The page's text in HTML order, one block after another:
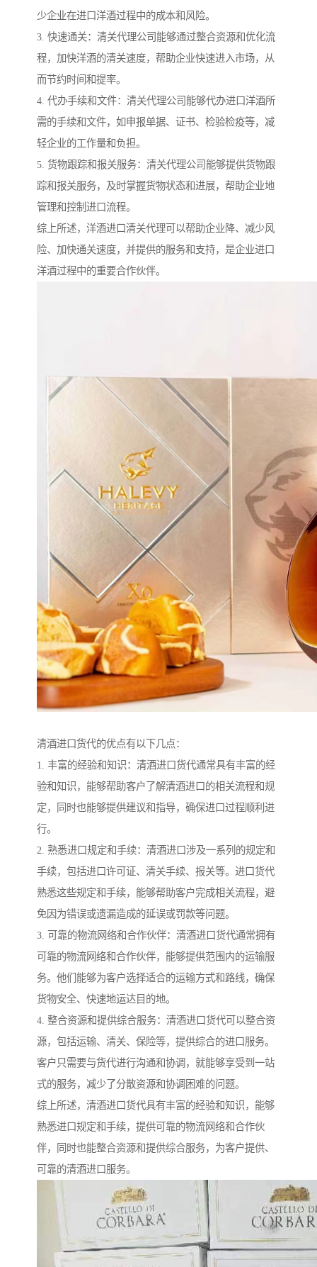
少企业在进口洋酒过程中的成本和风险。
3. 快速通关：清关代理公司能够通过整合资源和优化流
程，加快洋酒的清关速度，帮助企业快速进入市场，从
而节约时间和提率。
4. 代办手续和文件：清关代理公司能够代办进口洋酒所
需的手续和文件，如申报单据、证书、检验检疫等，减
轻企业的工作量和负担。
5. 货物跟踪和报关服务：清关代理公司能够提供货物跟
踪和报关服务，及时掌握货物状态和进展，帮助企业地
管理和控制进口流程。
综上所述，洋酒进口清关代理可以帮助企业降、减少风
险、加快通关速度，并提供的服务和支持，是企业进口
洋酒过程中的重要合作伙伴。
清酒进口货代的优点有以下几点：
1. 丰富的经验和知识：清酒进口货代通常具有丰富的经
验和知识，能够帮助客户了解清酒进口的相关流程和规
定，同时也能够提供建议和指导，确保进口过程顺利进
行。
2. 熟悉进口规定和手续：清酒进口涉及一系列的规定和
手续，包括进口许可证、清关手续、报关等。进口货代
熟悉这些规定和手续，能够帮助客户完成相关流程，避
免因为错误或遗漏造成的延误或罚款等问题。
3. 可靠的物流网络和合作伙伴：清酒进口货代通常拥有
可靠的物流网络和合作伙伴，能够提供范围内的运输服
务。他们能够为客户选择适合的运输方式和路线，确保
货物安全、快速地运达目的地。
4. 整合资源和提供综合服务：清酒进口货代可以整合资
源，包括运输、清关、保险等，提供综合的进口服务。
客户只需要与货代进行沟通和协调，就能够享受到一站
式的服务，减少了分散资源和协调困难的问题。
综上所述，清酒进口货代具有丰富的经验和知识，能够
熟悉进口规定和手续，提供可靠的物流网络和合作伙
伴，同时也能整合资源和提供综合服务，为客户提供、
可靠的清酒进口服务。